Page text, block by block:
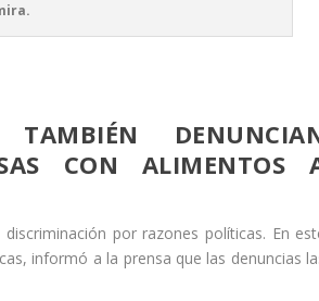
TAMBIÉN
CON ALIMENTOS
por razones políticas. En
informó a la prensa que las denuncias